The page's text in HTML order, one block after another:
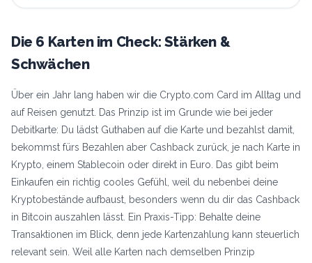
Die 6 Karten im Check: Stärken &
Schwächen
Über ein Jahr lang haben wir die Crypto.com Card im Alltag und
auf Reisen genutzt. Das Prinzip ist im Grunde wie bei jeder
Debitkarte: Du lädst Guthaben auf die Karte und bezahlst damit,
bekommst fürs Bezahlen aber Cashback zurück, je nach Karte in
Krypto, einem Stablecoin oder direkt in Euro. Das gibt beim
Einkaufen ein richtig cooles Gefühl, weil du nebenbei deine
Kryptobestände aufbaust, besonders wenn du dir das Cashback
in Bitcoin auszahlen lässt. Ein Praxis-Tipp: Behalte deine
Transaktionen im Blick, denn jede Kartenzahlung kann steuerlich
relevant sein. Weil alle Karten nach demselben Prinzip